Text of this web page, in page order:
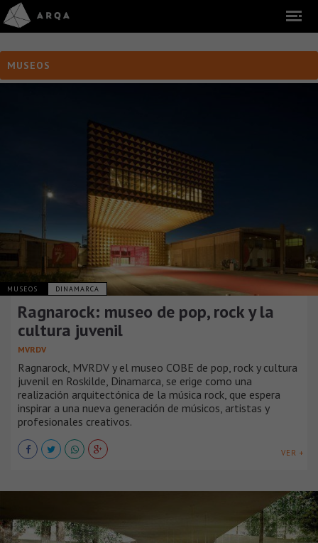
MUSEOS
MUSEOS DINAMARCA
Ragnarock: museo de pop, rock y la
cultura juvenil
MVRDV
Ragnarock, MVRDV y el museo COBE de pop, rock y cultura
juvenil en Roskilde, Dinamarca, se erige como una
realización arquitectónica de la música rock, que espera
inspirar a una nueva generación de músicos, artistas y
profesionales creativos.
VER +